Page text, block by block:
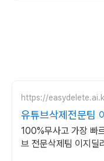
https://
유튜브삭제전문팀
100%무사고 가장 빠
브 전문삭제팀 이지딜